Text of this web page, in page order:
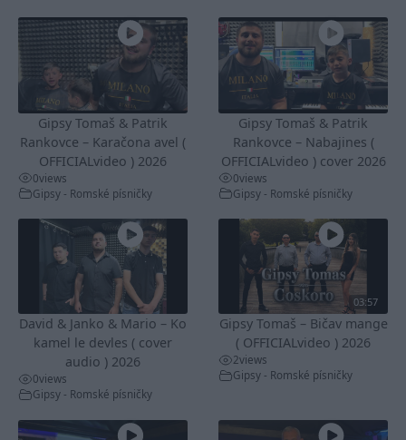
Gipsy Tomaš & Patrik
Rankovce – Karačona avel (
OFFICIALvideo ) 2026
0views
Gipsy - Romské písničky
Gipsy Tomaš & Patrik
Rankovce – Nabajines (
OFFICIALvideo ) cover 2026
0views
Gipsy - Romské písničky
David & Janko & Mario – Ko
kamel le devles ( cover
audio ) 2026
0views
Gipsy - Romské písničky
03:57
Gipsy Tomaš – Bičav mange
( OFFICIALvideo ) 2026
2views
Gipsy - Romské písničky